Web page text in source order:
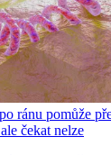
ránu pomůže
čekat nelze